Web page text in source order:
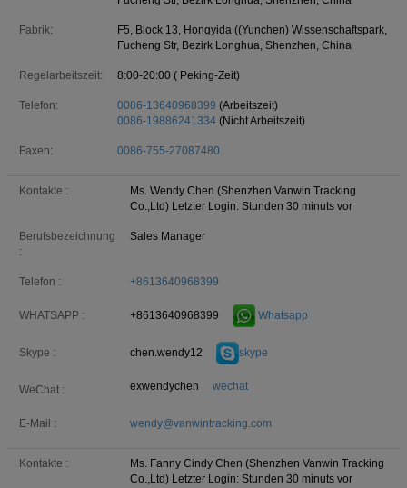
Fabrik:
F5, Block 13, Hongyida ((Yunchen) Wissenschaftspark,
Fucheng Str, Bezirk Longhua, Shenzhen, China
Regelarbeitszeit: 8:00-20:00 ( Peking-Zeit)
Telefon: 0086-13640968399 (Arbeitszeit)
0086-19886241334 (Nicht Arbeitszeit)
Faxen: 0086-755-27087480
Kontakte :
Ms. Wendy Chen (Shenzhen Vanwin Tracking
Co.,Ltd) Letzter Login: Stunden 30 minuts vor
Berufsbezeichnung
:
Sales Manager
Telefon : +8613640968399
WHATSAPP : +8613640968399 Whatsapp
Skype : chen.wendy12 skype
WeChat : exwendychen wechat
E-Mail : wendy@vanwintracking.com
Kontakte :
Ms. Fanny Cindy Chen (Shenzhen Vanwin Tracking
Co.,Ltd) Letzter Login: Stunden 30 minuts vor